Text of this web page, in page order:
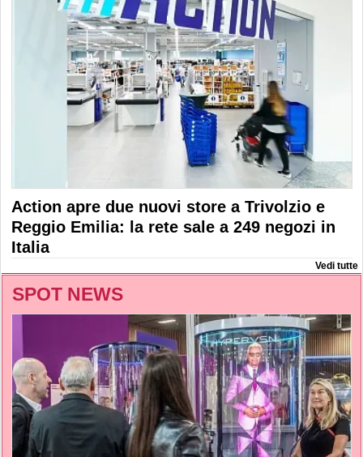
Action apre due nuovi store a Trivolzio e
Reggio Emilia: la rete sale a 249 negozi in
Italia
Vedi tutte
SPOT NEWS